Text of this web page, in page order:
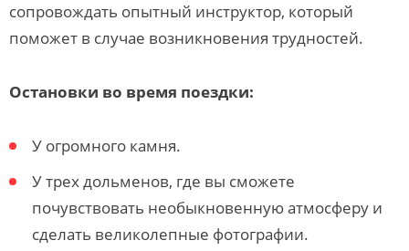
сопровождать опытный инструктор, который
поможет в случае возникновения трудностей.
Остановки во время поездки:
У огромного камня.
У трех дольменов, где вы сможете
почувствовать необыкновенную атмосферу и
сделать великолепные фотографии.